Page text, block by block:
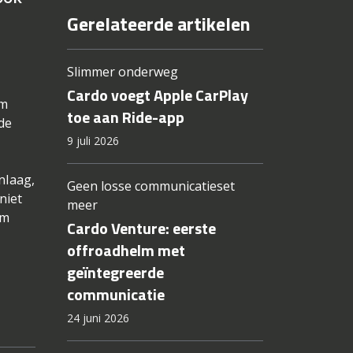
Gerelateerde artikelen
Slimmer onderweg
Cardo voegt Apple CarPlay
toe aan Ride-app
9 juli 2026
Geen losse communicatieset
meer
Cardo Venture: eerste
offroadhelm met
geïntegreerde
communicatie
24 juni 2026